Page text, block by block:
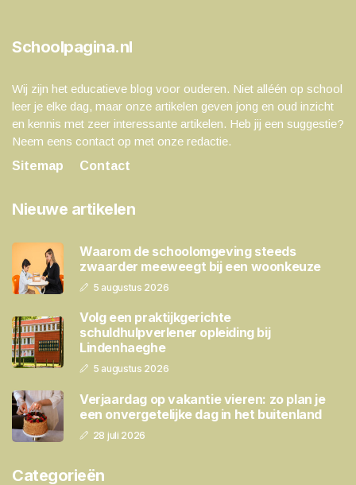
Schoolpagina.nl
Wij zijn het educatieve blog voor ouderen. Niet alléén op school
leer je elke dag, maar onze artikelen geven jong en oud inzicht
en kennis met zeer interessante artikelen. Heb jij een suggestie?
Neem eens contact op met onze redactie.
Sitemap
Contact
Nieuwe artikelen
Waarom de schoolomgeving steeds
zwaarder meeweegt bij een woonkeuze
5 augustus 2026
Volg een praktijkgerichte
schuldhulpverlener opleiding bij
Lindenhaeghe
5 augustus 2026
Verjaardag op vakantie vieren: zo plan je
een onvergetelijke dag in het buitenland
28 juli 2026
Categorieën